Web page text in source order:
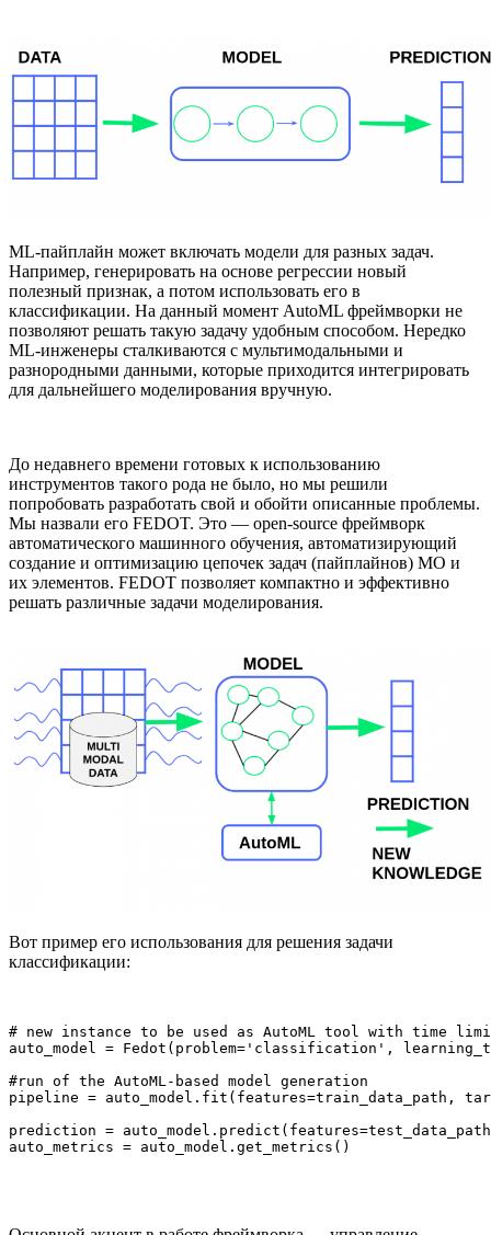
ML-пайплайн может включать модели для разных задач.
Например, генерировать на основе регрессии новый
полезный признак, а потом использовать его в
классификации. На данный момент AutoML фреймворки не
позволяют решать такую задачу удобным способом. Нередко
ML-инженеры сталкиваются с мультимодальными и
разнородными данными, которые приходится интегрировать
для дальнейшего моделирования вручную.
До недавнего времени готовых к использованию
инструментов такого рода не было, но мы решили
попробовать разработать свой и обойти описанные проблемы.
Мы назвали его FEDOT. Это — open-source фреймворк
автоматического машинного обучения, автоматизирующий
создание и оптимизацию цепочек задач (пайплайнов) МО и
их элементов. FEDOT позволяет компактно и эффективно
решать различные задачи моделирования.
Вот пример его использования для решения задачи
классификации:
# new instance to be used as AutoML tool with time
auto_model = Fedot(problem='classification',
#run of the AutoML-based model generation
pipeline = auto_model.fit(features=train_data_path,
prediction =
auto_metrics = auto_model.get_metrics()